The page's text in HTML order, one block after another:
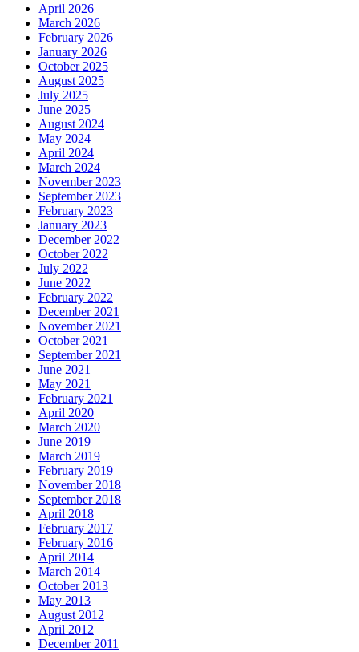
April 2026
March 2026
February 2026
January 2026
October 2025
August 2025
July 2025
June 2025
August 2024
May 2024
April 2024
March 2024
November 2023
September 2023
February 2023
January 2023
December 2022
October 2022
July 2022
June 2022
February 2022
December 2021
November 2021
October 2021
September 2021
June 2021
May 2021
February 2021
April 2020
March 2020
June 2019
March 2019
February 2019
November 2018
September 2018
April 2018
February 2017
February 2016
April 2014
March 2014
October 2013
May 2013
August 2012
April 2012
December 2011